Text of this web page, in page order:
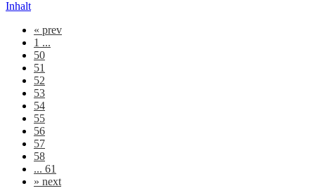
Inhalt
« prev
1 ...
50
51
52
53
54
55
56
57
58
... 61
» next